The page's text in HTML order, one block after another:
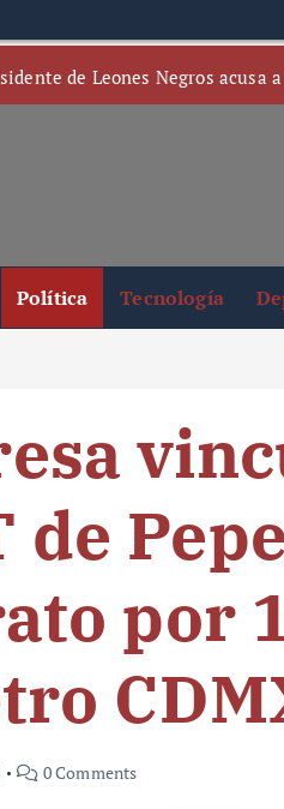
de Leones Negros acusa
Política Tecnología
de
por
0 Comments